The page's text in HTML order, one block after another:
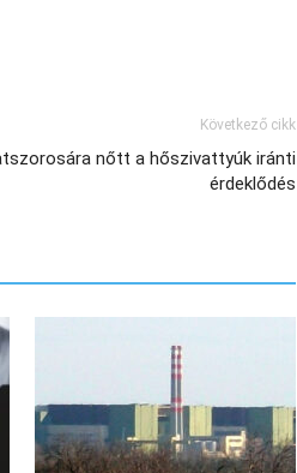
Következő cikk
nőtt a hőszivattyúk iránti
érdeklődés